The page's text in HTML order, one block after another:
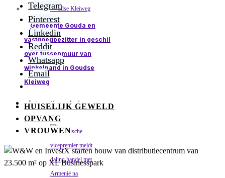
Gemeente Gouda en
vastgoedbezitter in geschil
over tussenmuur van
winkelpand in Goudse
Kleiweg
Internationaal nieuws
Telegram
Pinterest
Linkedin
Reddit
Whatsapp
Email
HUISELIJK GEWELD
OPVANG
VROUWEN